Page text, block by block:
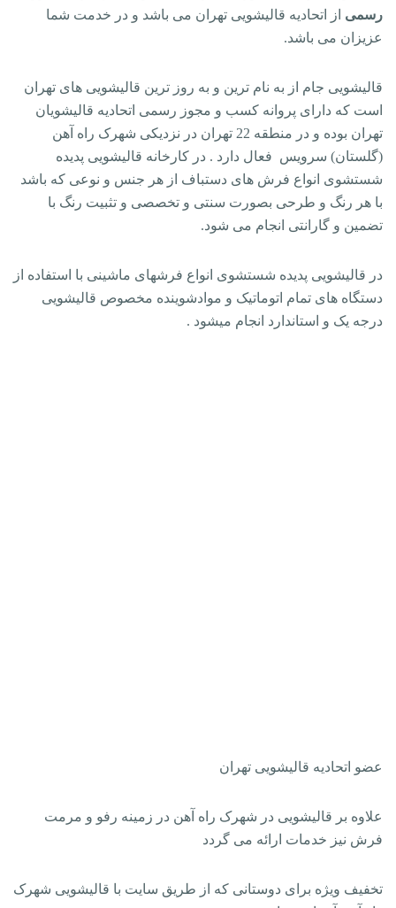
رسمی از اتحادیه قالیشویی تهران می باشد و در خدمت شما
عزیزان می باشد.
قالیشویی جام از به نام ترین و به روز ترین قالیشویی های تهران
است که دارای پروانه کسب و مجوز رسمی اتحادیه قالیشویان
تهران بوده و در منطقه 22 تهران در نزدیکی شهرک راه آهن
(گلستان) سرویس فعال دارد . در کارخانه قالیشویی پدیده
شستشوی انواع فرش های دستباف از هر جنس و نوعی که باشد
با هر رنگ و طرحی بصورت سنتی و تخصصی و تثبیت رنگ با
تضمین و گارانتی انجام می شود.
در قالیشویی پدیده شستشوی انواع فرشهای ماشینی با استفاده از
دستگاه های تمام اتوماتیک و موادشوینده مخصوص قالیشویی
درجه یک و استاندارد انجام میشود .
عضو اتحادیه قالیشویی تهران
علاوه بر قالیشویی در شهرک راه آهن در زمینه رفو و مرمت
فرش نیز خدمات ارائه می گردد
تخفیف ویژه برای دوستانی که از طریق سایت با قالیشویی شهرک